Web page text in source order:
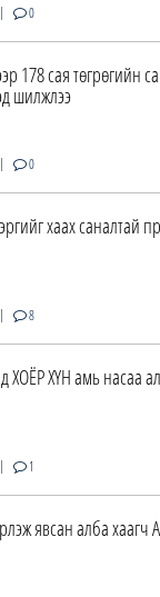
| 0
178 сая төгрөгийн
шилжлээ
| 0
хаах саналтай
| 8
ХОЁР ХҮН амь насаа
| 1
явсан алба